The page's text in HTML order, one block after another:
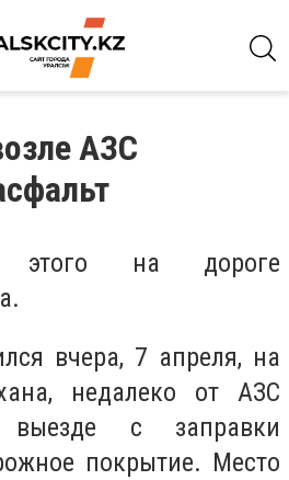
АЗС
этого на дороге
вчера, 7 апреля, на
недалеко от АЗС
с заправки
покрытие. Место